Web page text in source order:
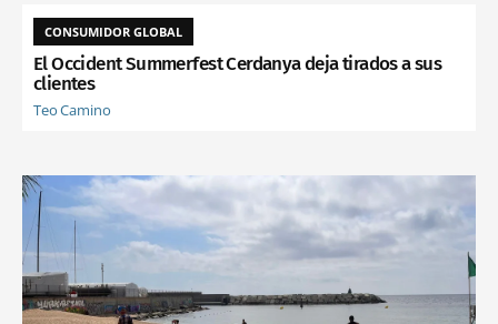
CONSUMIDOR GLOBAL
El Occident Summerfest Cerdanya deja tirados a sus
clientes
Teo Camino